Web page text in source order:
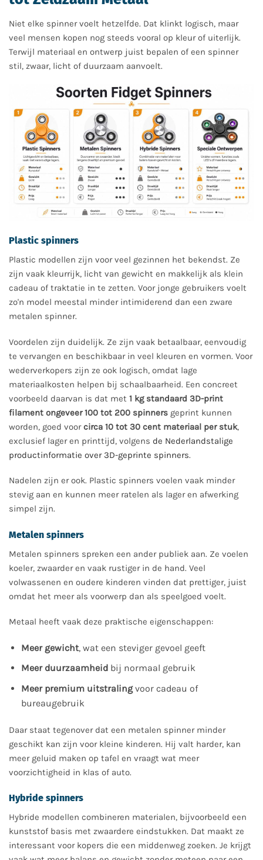
Niet elke spinner voelt hetzelfde. Dat klinkt logisch, maar
veel mensen kopen nog steeds vooral op kleur of uiterlijk.
Terwijl materiaal en ontwerp juist bepalen of een spinner
stil, zwaar, licht of duurzaam aanvoelt.
Plastic spinners
Plastic modellen zijn voor veel gezinnen het bekendst. Ze
zijn vaak kleurrijk, licht van gewicht en makkelijk als klein
cadeau of traktatie in te zetten. Voor jonge gebruikers voelt
zo'n model meestal minder intimiderend dan een zware
metalen spinner.
Voordelen zijn duidelijk. Ze zijn vaak betaalbaar, eenvoudig
te vervangen en beschikbaar in veel kleuren en vormen. Voor
wederverkopers zijn ze ook logisch, omdat lage
materiaalkosten helpen bij schaalbaarheid. Een concreet
voorbeeld daarvan is dat met 1 kg standaard 3D-print
filament ongeveer 100 tot 200 spinners geprint kunnen
worden, goed voorcirca 10 tot 30 cent materiaal per stuk,
exclusief lager en printtijd, volgens de Nederlandstalige
productinformatie over 3D-geprinte spinners.
Nadelen zijn er ook. Plastic spinners voelen vaak minder
stevig aan en kunnen meer ratelen als lager en afwerking
simpel zijn.
Metalen spinners
Metalen spinners spreken een ander publiek aan. Ze voelen
koeler, zwaarder en vaak rustiger in de hand. Veel
volwassenen en oudere kinderen vinden dat prettiger, juist
omdat het meer als voorwerp dan als speelgoed voelt.
Metaal heeft vaak deze praktische eigenschappen:
Meer gewicht, wat een steviger gevoel geeft
Meer duurzaamheidbij normaal gebruik
Meer premium uitstralingvoor cadeau of
bureaugebruik
Daar staat tegenover dat een metalen spinner minder
geschikt kan zijn voor kleine kinderen. Hij valt harder, kan
meer geluid maken op tafel en vraagt wat meer
voorzichtigheid in klas of auto.
Hybride spinners
Hybride modellen combineren materialen, bijvoorbeeld een
kunststof basis met zwaardere eindstukken. Dat maakt ze
interessant voor kopers die een middenweg zoeken. Je krijgt